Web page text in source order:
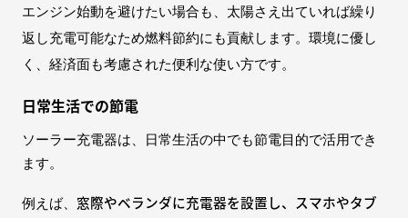
エンジン始動を避けたい場合も、太陽さえ出ていれば繰り
返し充電可能なため燃料節約にも貢献します。環境に優し
く、経済面も考慮された便利な使い方です。
日常生活での節電
ソーラー充電器は、日常生活の中でも節電目的で活用でき
ます。
例えば、 窓際やベランダに充電器を設置し、スマホやタブ